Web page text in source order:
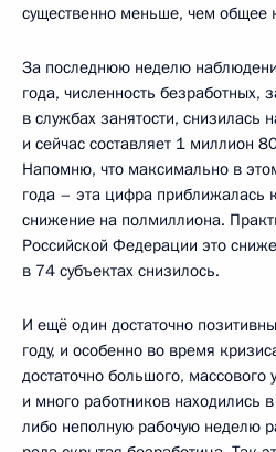
существенно меньше, чем общее
За последнюю неделю
года, численность безработных,
в службах занятости, снизилась
и сейчас составляет 1 миллион
Напомню, что максимально в
года – эта цифра приближалась
снижение на полмиллиона.
Российской Федерации это
в 74 субъектах снизилось.
И ещё один достаточно
году, и особенно во время
достаточно большого,
и много работников находились
либо неполную рабочую неделю